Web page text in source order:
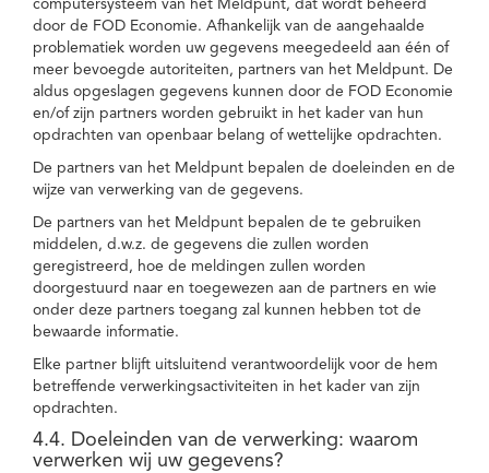
computersysteem van het Meldpunt, dat wordt beheerd
door de FOD Economie. Afhankelijk van de aangehaalde
problematiek worden uw gegevens meegedeeld aan één of
meer bevoegde autoriteiten, partners van het Meldpunt. De
aldus opgeslagen gegevens kunnen door de FOD Economie
en/of zijn partners worden gebruikt in het kader van hun
opdrachten van openbaar belang of wettelijke opdrachten.
De partners van het Meldpunt bepalen de doeleinden en de
wijze van verwerking van de gegevens.
De partners van het Meldpunt bepalen de te gebruiken
middelen, d.w.z. de gegevens die zullen worden
geregistreerd, hoe de meldingen zullen worden
doorgestuurd naar en toegewezen aan de partners en wie
onder deze partners toegang zal kunnen hebben tot de
bewaarde informatie.
Elke partner blijft uitsluitend verantwoordelijk voor de hem
betreffende verwerkingsactiviteiten in het kader van zijn
opdrachten.
4.4. Doeleinden van de verwerking: waarom
verwerken wij uw gegevens?